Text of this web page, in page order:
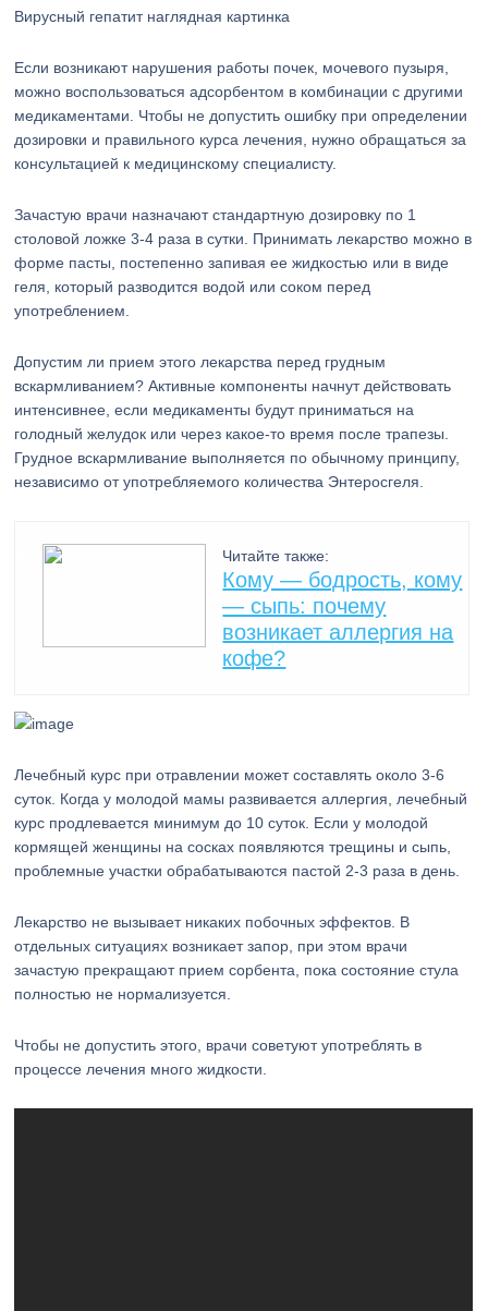
Вирусный гепатит наглядная картинка
Если возникают нарушения работы почек, мочевого пузыря,
можно воспользоваться адсорбентом в комбинации с другими
медикаментами. Чтобы не допустить ошибку при определении
дозировки и правильного курса лечения, нужно обращаться за
консультацией к медицинскому специалисту.
Зачастую врачи назначают стандартную дозировку по 1
столовой ложке 3-4 раза в сутки. Принимать лекарство можно в
форме пасты, постепенно запивая ее жидкостью или в виде
геля, который разводится водой или соком перед
употреблением.
Допустим ли прием этого лекарства перед грудным
вскармливанием? Активные компоненты начнут действовать
интенсивнее, если медикаменты будут приниматься на
голодный желудок или через какое-то время после трапезы.
Грудное вскармливание выполняется по обычному принципу,
независимо от употребляемого количества Энтеросгеля.
Читайте также:
Кому — бодрость, кому
— сыпь: почему
возникает аллергия на
кофе?
Лечебный курс при отравлении может составлять около 3-6
суток. Когда у молодой мамы развивается аллергия, лечебный
курс продлевается минимум до 10 суток. Если у молодой
кормящей женщины на сосках появляются трещины и сыпь,
проблемные участки обрабатываются пастой 2-3 раза в день.
Лекарство не вызывает никаких побочных эффектов. В
отдельных ситуациях возникает запор, при этом врачи
зачастую прекращают прием сорбента, пока состояние стула
полностью не нормализуется.
Чтобы не допустить этого, врачи советуют употреблять в
процессе лечения много жидкости.